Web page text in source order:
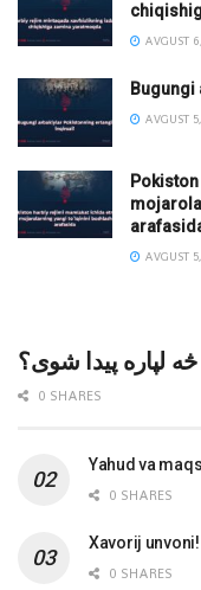
AVGUST
AVGUST
AVGUST
لپاره پیدا شوی؟
0 SHARES
Yahud va
0 SHARES
Xavorij unvoni!
0 SHARES